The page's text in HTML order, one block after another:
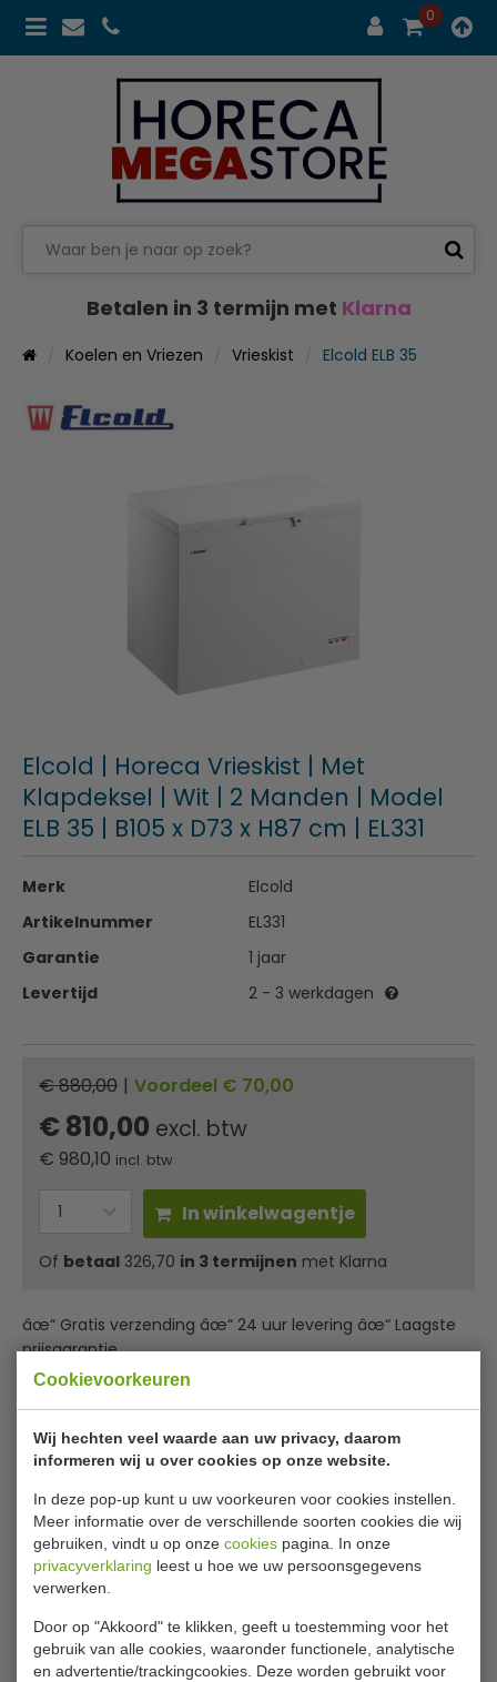
Cookievoorkeuren
Wij hechten veel waarde aan uw privacy, daarom
informeren wij u over cookies op onze website.
In deze pop-up kunt u uw voorkeuren voor cookies instellen.
Meer informatie over de verschillende soorten cookies die wij
gebruiken, vindt u op onze cookies pagina. In onze
privacyverklaring leest u hoe we uw persoonsgegevens
verwerken.
Door op "Akkoord" te klikken, geeft u toestemming voor het
gebruik van alle cookies, waaronder functionele, analytische
en advertentie/trackingcookies. Deze worden gebruikt voor
0
Betalen in 3 termijn met Klarna
Koelen en Vriezen Vrieskist Elcold ELB 35
Elcold | Horeca Vrieskist | Met
Klapdeksel | Wit | 2 Manden | Model
ELB 35 | B105 x D73 x H87 cm | EL331
Merk
Elcold
Artikelnummer
EL331
Garantie
1 jaar
Levertijd
2 - 3 werkdagen
€ 880,00 | Voordeel € 70,00
€ 810,00 excl. btw
€ 980,10 incl. btw
In winkelwagentje
Of betaal 326,70 in 3 termijnen met Klarna
âœ“ Gratis verzending âœ“ 24 uur levering âœ“ Laagste
prijsgarantie
Elcold ELB 35 diepvrieskist met een
klapdeksel.
Voorzien van een stevige handgreep met slot.
Aluminium gehamerde binnenbak.
Inclusief 2 manden
Geen condensvorming dankzij de warme wand
constructie
Optie: Elektronische uitlezing met alarmfunctie, Frame
met wielen, Scheidingsrekken voor de kist.